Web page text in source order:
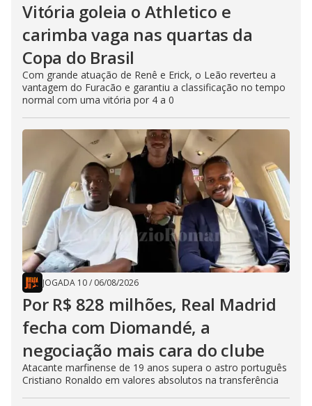
Vitória goleia o Athletico e
carimba vaga nas quartas da
Copa do Brasil
Com grande atuação de Renê e Erick, o Leão reverteu a
vantagem do Furacão e garantiu a classificação no tempo
normal com uma vitória por 4 a 0
JOGADA 10/ 06/08/2026
Por R$ 828 milhões, Real Madrid
fecha com Diomandé, a
negociação mais cara do clube
Atacante marfinense de 19 anos supera o astro português
Cristiano Ronaldo em valores absolutos na transferência